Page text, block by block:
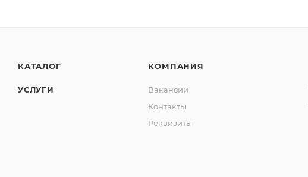
КАТАЛОГ
УСЛУГИ
КОМПАНИЯ
Вакансии
Контакты
Реквизиты